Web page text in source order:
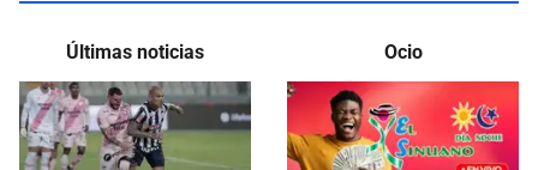
Últimas noticias Ocio